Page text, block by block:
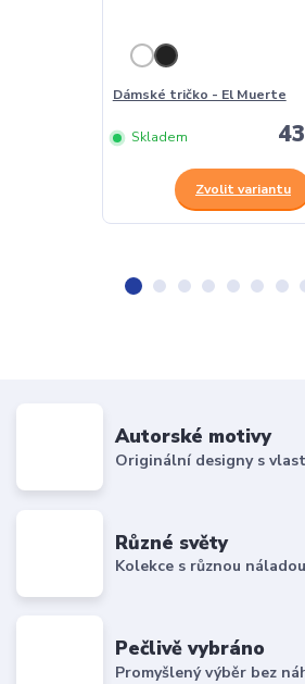
Dámské tričko - El Muerte
Skladem
Zvolit variantu
Autorské motivy
Originální designy s
Různé světy
Kolekce s různou
Pečlivě vybráno
Promyšlený výběr bez